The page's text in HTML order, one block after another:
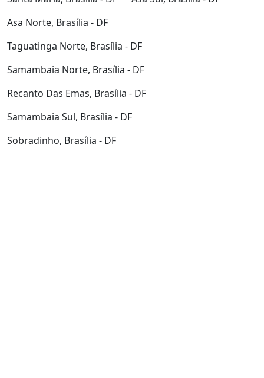
Asa Norte, Brasília - DF
Taguatinga Norte, Brasília - DF
Samambaia Norte, Brasília - DF
Recanto Das Emas, Brasília - DF
Samambaia Sul, Brasília - DF
Sobradinho, Brasília - DF